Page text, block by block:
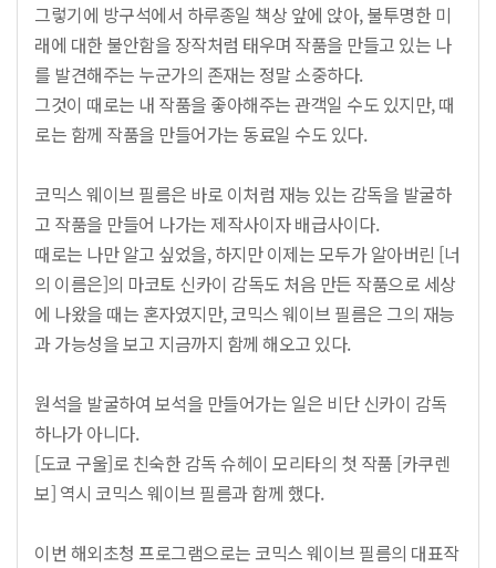
그렇기에 방구석에서 하루종일 책상 앞에 앉아, 불투명한 미
래에 대한 불안함을 장작처럼 태우며 작품을 만들고 있는 나
를 발견해주는 누군가의 존재는 정말 소중하다.
그것이 때로는 내 작품을 좋아해주는 관객일 수도 있지만, 때
로는 함께 작품을 만들어가는 동료일 수도 있다.
코믹스 웨이브 필름은 바로 이처럼 재능 있는 감독을 발굴하
고 작품을 만들어 나가는 제작사이자 배급사이다.
때로는 나만 알고 싶었을, 하지만 이제는 모두가 알아버린 [너
의 이름은]의 마코토 신카이 감독도 처음 만든 작품으로 세상
에 나왔을 때는 혼자였지만, 코믹스 웨이브 필름은 그의 재능
과 가능성을 보고 지금까지 함께 해오고 있다.
원석을 발굴하여 보석을 만들어가는 일은 비단 신카이 감독
하나가 아니다.
[도쿄 구울]로 친숙한 감독 슈헤이 모리타의 첫 작품 [카쿠렌
보] 역시 코믹스 웨이브 필름과 함께 했다.
이번 해외초청 프로그램으로는 코믹스 웨이브 필름의 대표작